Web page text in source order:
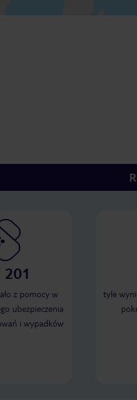
z pomocy w
ubezpieczenia
i wypadków
tyle